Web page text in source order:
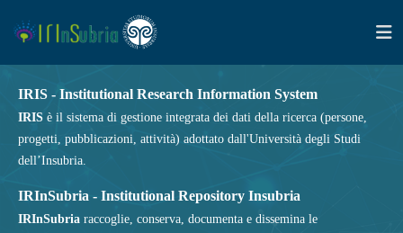
IRIS - Institutional Research Information System
IRIS è il sistema di gestione integrata dei dati della ricerca (persone,
progetti, pubblicazioni, attività) adottato dall'Università degli Studi
dell’Insubria.
IRInSubria - Institutional Repository Insubria
IRInSubria raccoglie, conserva, documenta e dissemina le